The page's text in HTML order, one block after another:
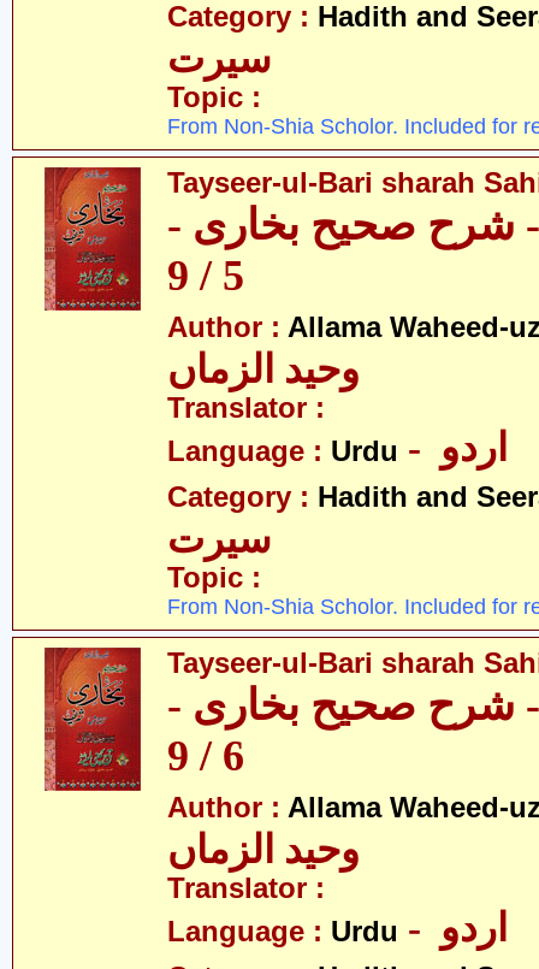
Category : Hadith and
سیرت
Topic :
From Non-Shia Scholor. Included for
Tayseer-ul-Bari sharah
- شرح صحیح بخاری -
5 / 9
Author : Allama Waheed-
وحید الزماں
Translator :
Language : Urdu
Category : Hadith and
سیرت
Topic :
From Non-Shia Scholor. Included for
Tayseer-ul-Bari sharah
- شرح صحیح بخاری -
6 / 9
Author : Allama Waheed-
وحید الزماں
Translator :
Language : Urdu